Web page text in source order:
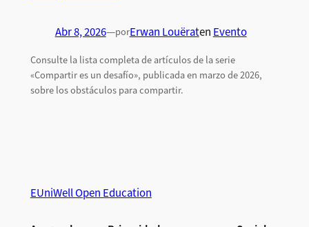
Abr 8, 2026—porErwan LouëratenEvento
Consulte la lista completa de artículos de la serie
«Compartir es un desafío», publicada en marzo de 2026,
sobre los obstáculos para compartir.
EUniWell Open Education